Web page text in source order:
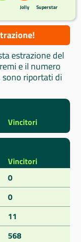
Jolly Superstar
estrazione del
e il numero
sono riportati di
Vincitori
Vincitori
0
0
11
568